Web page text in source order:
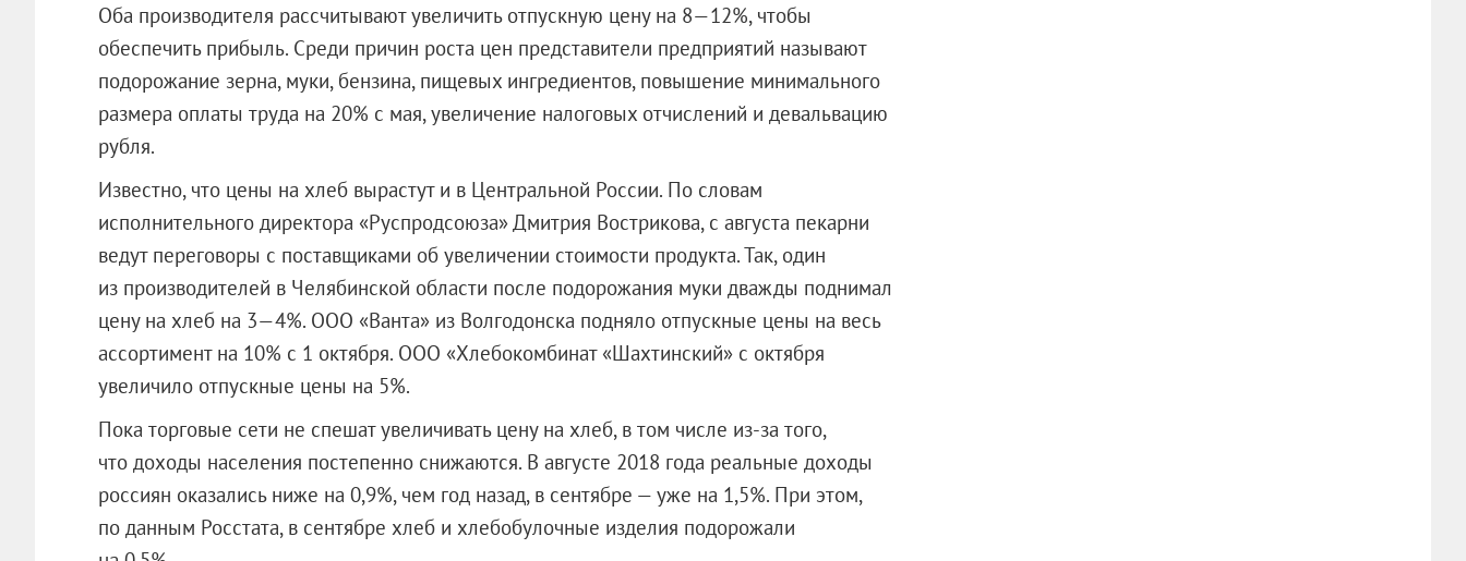
Оба производителя рассчитывают увеличить отпускную цену на 8—12%, чтобы
обеспечить прибыль. Среди причин роста цен представители предприятий называют
подорожание зерна, муки, бензина, пищевых ингредиентов, повышение минимального
размера оплаты труда на 20% с мая, увеличение налоговых отчислений и девальвацию
рубля.
Известно, что цены на хлеб вырастут и в Центральной России. По словам
исполнительного директора «Руспродсоюза» Дмитрия Вострикова, с августа пекарни
ведут переговоры с поставщиками об увеличении стоимости продукта. Так, один
из производителей в Челябинской области после подорожания муки дважды поднимал
цену на хлеб на 3—4%. ООО «Ванта»из Волгодонска подняло отпускные цены на весь
ассортимент на 10% с 1 октября. ООО «Хлебокомбинат «Шахтинский»с октября
увеличило отпускные цены на 5%.
Пока торговые сети не спешат увеличивать цену на хлеб, в том числе из-за того,
что доходы населения постепенно снижаются. В августе 2018 года реальные доходы
россиян оказались ниже на 0,9%, чем год назад, в сентябре — уже на 1,5%. При этом,
по данным Росстата, в сентябре хлеб и хлебобулочные изделия подорожали